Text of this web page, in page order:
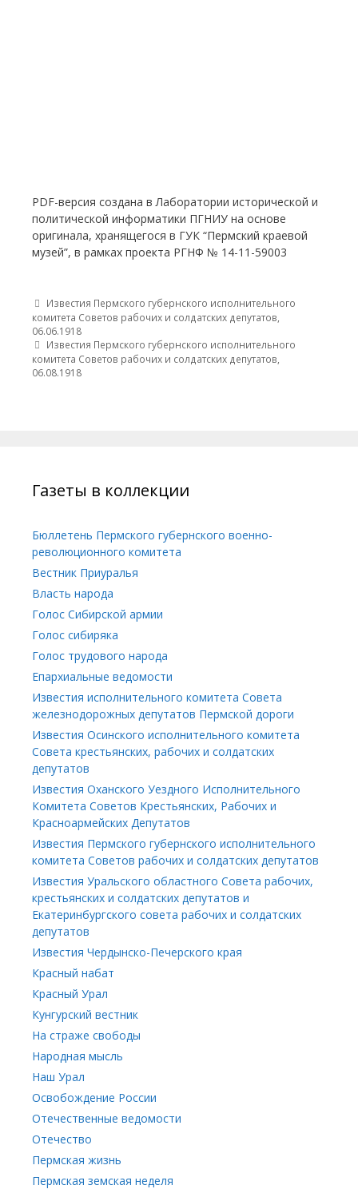
PDF-версия создана в Лаборатории исторической и
политической информатики ПГНИУ на основе
оригинала, хранящегося в ГУК “Пермский краевой
музей”, в рамках проекта РГНФ № 14-11-59003
Post navigation
Известия Пермского губернского исполнительного
комитета Советов рабочих и солдатских депутатов,
06.06.1918
Известия Пермского губернского исполнительного
комитета Советов рабочих и солдатских депутатов,
06.08.1918
Газеты в коллекции
Бюллетень Пермского губернского военно-
революционного комитета
Вестник Приуралья
Власть народа
Голос Сибирской армии
Голос сибиряка
Голос трудового народа
Епархиальные ведомости
Известия исполнительного комитета Совета
железнодорожных депутатов Пермской дороги
Известия Осинского исполнительного комитета
Совета крестьянских, рабочих и солдатских
депутатов
Известия Оханского Уездного Исполнительного
Комитета Советов Крестьянских, Рабочих и
Красноармейских Депутатов
Известия Пермского губернского исполнительного
комитета Советов рабочих и солдатских депутатов
Известия Уральского областного Совета рабочих,
крестьянских и солдатских депутатов и
Екатеринбургского совета рабочих и солдатских
депутатов
Известия Чердынско-Печерского края
Красный набат
Красный Урал
Кунгурский вестник
На страже свободы
Народная мысль
Наш Урал
Освобождение России
Отечественные ведомости
Отечество
Пермская жизнь
Пермская земская неделя